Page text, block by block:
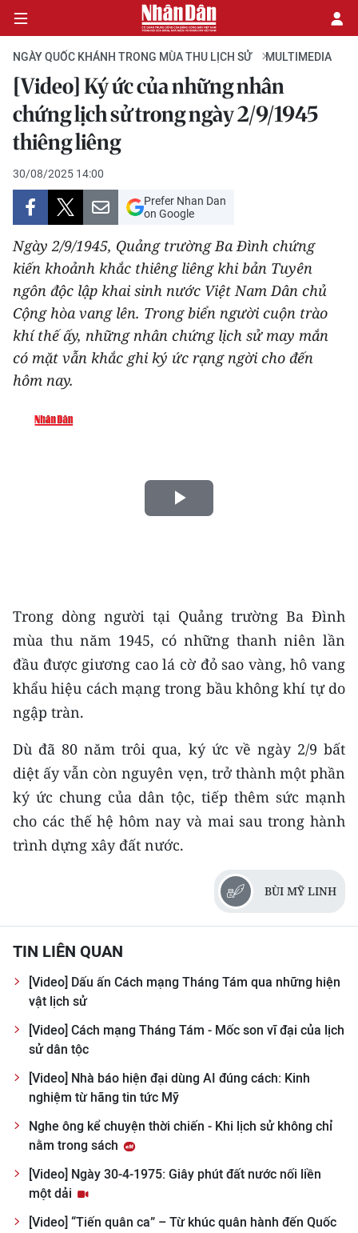
CHÍNH TRỊ
KINH TẾ
VĂN HÓA
XÃ HỘI
PHÁP LUẬT
DU LỊCH
THẾ GIỚI
THỂ THAO
GIÁO DỤC
KIỂM CHỨNG THÔNG TIN
TRI THỨC CHUYÊN SÂU
54 DÂN TỘC VIỆT NAM
CHƯƠNG TRÌNH OCOP - MỖI XÃ
MỘT SẢN PHẨM
RADIO
MEDIA CENTER
Media Chính trị
Media Kinh tế
Media Văn hóa
Media Xã hội
Media Pháp luật
Media Du lịch
Media Thế giới
Media Thể thao
Media Giáo dục
NGÀY QUỐC KHÁNH TRONG MÙA THU LỊCH SỬ MULTIMEDIA
[Video] Ký ức của những nhân
chứng lịch sử trong ngày 2/9/1945
thiêng liêng
30/08/2025 14:00
Prefer Nhan Dan
on Google
Ngày 2/9/1945, Quảng trường Ba Đình chứng
kiến khoảnh khắc thiêng liêng khi bản Tuyên
ngôn độc lập khai sinh nước Việt Nam Dân chủ
Cộng hòa vang lên. Trong biển người cuộn trào
khí thế ấy, những nhân chứng lịch sử may mắn
có mặt vẫn khắc ghi ký ức rạng ngời cho đến
hôm nay.
Play
Trong dòng người tại Quảng trường Ba Đình
mùa thu năm 1945, có những thanh niên lần
đầu được giương cao lá cờ đỏ sao vàng, hô vang
khẩu hiệu cách mạng trong bầu không khí tự do
ngập tràn.
Dù đã 80 năm trôi qua, ký ức về ngày 2/9 bất
diệt ấy vẫn còn nguyên vẹn, trở thành một phần
ký ức chung của dân tộc, tiếp thêm sức mạnh
cho các thế hệ hôm nay và mai sau trong hành
trình dựng xây đất nước.
BÙI MỸ LINH
TIN LIÊN QUAN
[Video] Dấu ấn Cách mạng Tháng Tám qua những hiện
vật lịch sử
[Video] Cách mạng Tháng Tám - Mốc son vĩ đại của lịch
sử dân tộc
[Video] Nhà báo hiện đại dùng AI đúng cách: Kinh
nghiệm từ hãng tin tức Mỹ
Nghe ông kể chuyện thời chiến - Khi lịch sử không chỉ
nằm trong sách
[Video] Ngày 30-4-1975: Giây phút đất nước nối liền
một dải
[Video] “Tiến quân ca” – Từ khúc quân hành đến Quốc